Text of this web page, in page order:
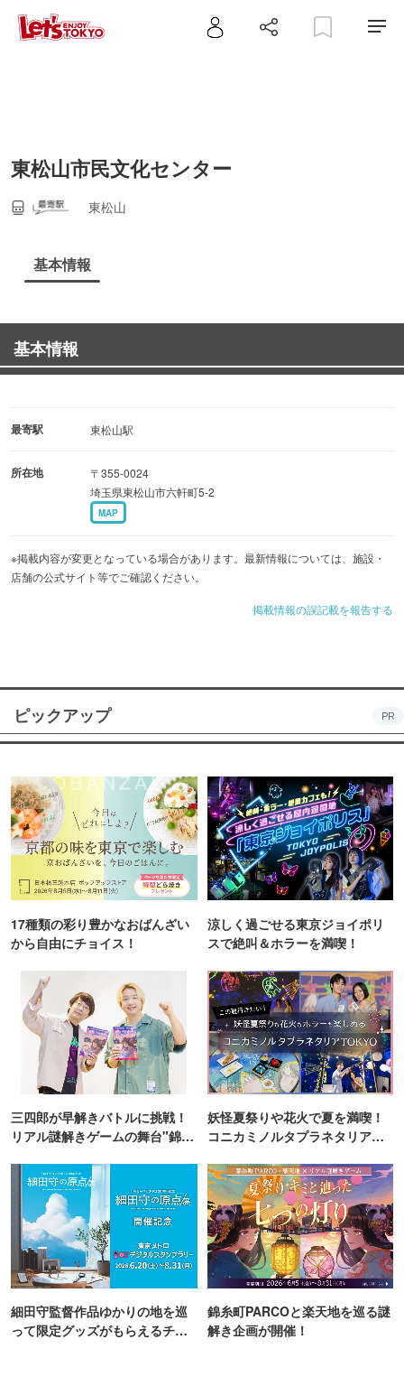
東松山市民文化センター
東松山
基本情報
基本情報
最寄駅 東松山駅
所在地
〒355-0024
埼玉県東松山市六軒町5-2
MAP
※掲載内容が変更となっている場合があります。最新情報については、施設・
店舗の公式サイト等でご確認ください。
掲載情報の誤記載を報告する
ピックアップ PR
17種類の彩り豊かなおばんざい
から自由にチョイス！
涼しく過ごせる東京ジョイポリ
スで絶叫＆ホラーを満喫！
三四郎が早解きバトルに挑戦！
リアル謎解きゲームの舞台"錦糸
妖怪夏祭りや花火で夏を満喫！
コニカミノルタプラネタリア
細田守監督作品ゆかりの地を巡
って限定グッズがもらえるチャ
錦糸町PARCOと楽天地を巡る謎
解き企画が開催！